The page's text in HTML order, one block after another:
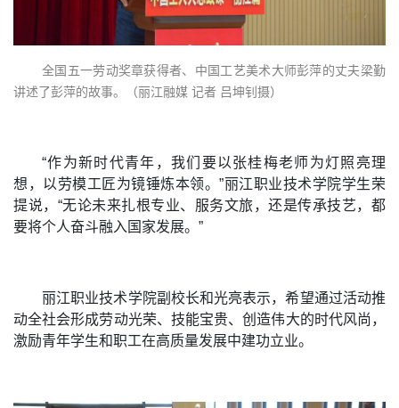
全国五一劳动奖章获得者、中国工艺美术大师彭萍的丈夫梁勤
讲述了彭萍的故事。（丽江融媒 记者 吕坤钊摄）
“作为新时代青年，我们要以张桂梅老师为灯照亮理
想，以劳模工匠为镜锤炼本领。”丽江职业技术学院学生荣
提说，“无论未来扎根专业、服务文旅，还是传承技艺，都
要将个人奋斗融入国家发展。”
丽江职业技术学院副校长和光亮表示，希望通过活动推
动全社会形成劳动光荣、技能宝贵、创造伟大的时代风尚，
激励青年学生和职工在高质量发展中建功立业。